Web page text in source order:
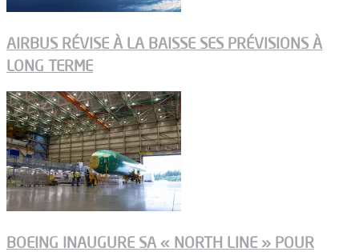
AIRBUS RÉVISE À LA BAISSE SES PRÉVISIONS À
LONG TERME
BOEING INAUGURE SA « NORTH LINE » POUR